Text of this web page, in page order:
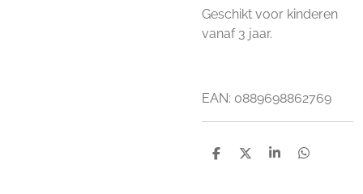
Geschikt voor kinderen
vanaf 3 jaar.
EAN: 0889698862769
D
D
S
D